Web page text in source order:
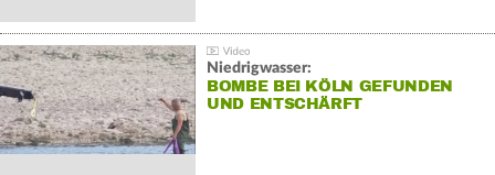
Niedrigwasser:
BOMBE BEI KÖLN GEFUNDEN
UND ENTSCHÄRFT